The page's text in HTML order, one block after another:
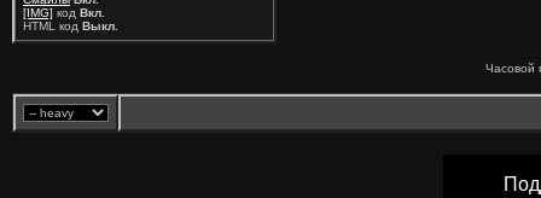
[IMG] код Вкл.
HTML код Выкл.
Часовой